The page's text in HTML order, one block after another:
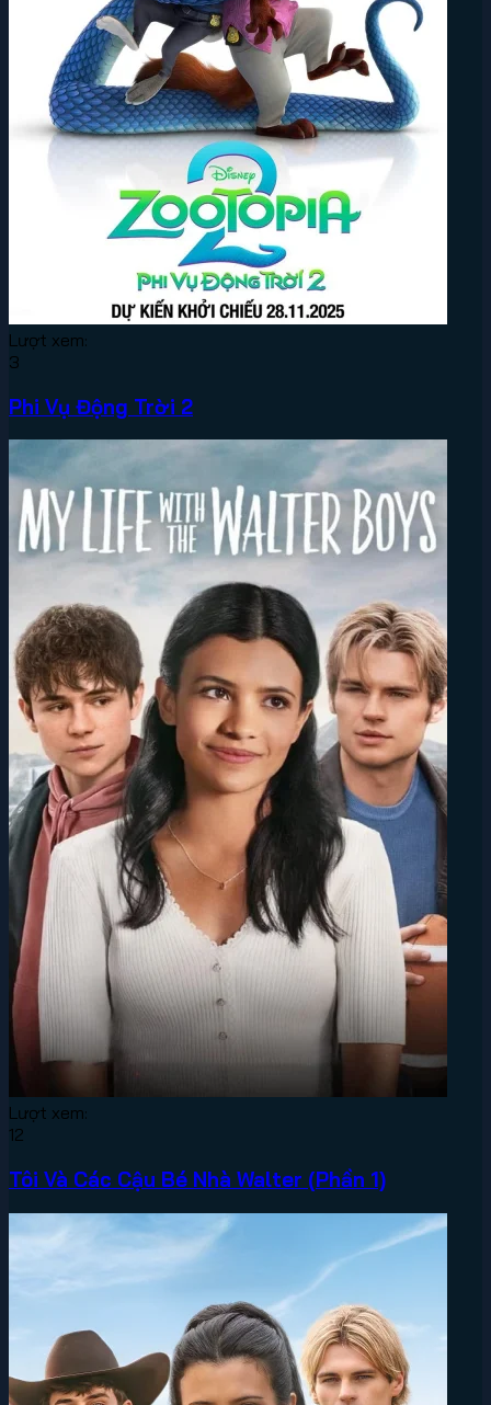
Lượt xem:
3
Phi Vụ Động Trời 2
Lượt xem:
12
Tôi Và Các Cậu Bé Nhà Walter (Phần 1)